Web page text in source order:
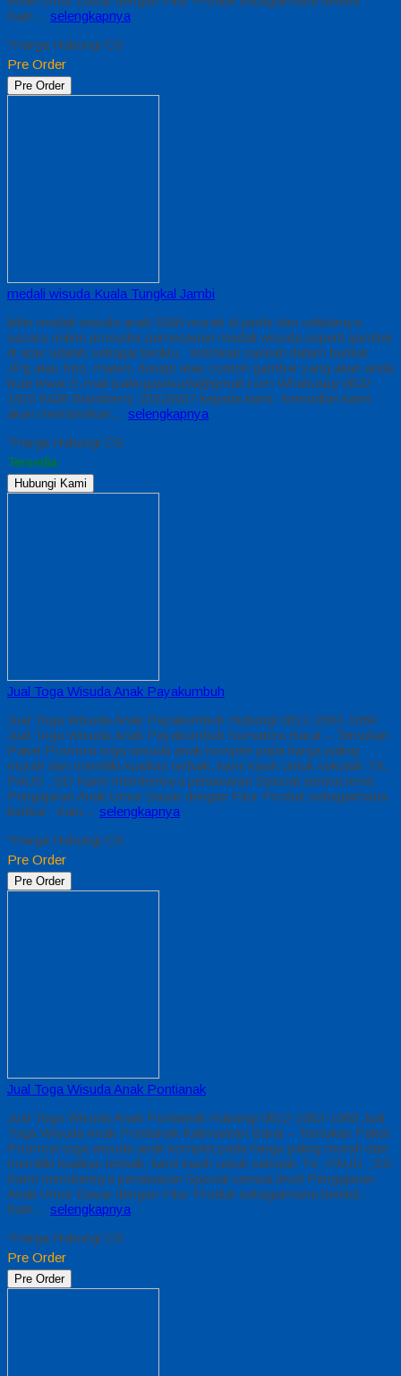
Kain… selengkapnya
*Harga Hubungi CS
Pre Order
Pre Order
medali wisuda Kuala Tungkal Jambi
bikin medali wisuda anak SMA murah di jambi dan sekitarnya
secara online prosedur pemesanan medali wisuda seperti gambar
di atas adalah sebagai beriktu : Kirimkan naskah dalam bentuk
JPg atau foto, materi, design atau contoh gambar yang akan anda
buat lewat E-mail jualtogawisuda@gmail.com WhatsApp 0822
1810 8428 Blackberry 23323d37 kepada kami. Kemudian kami
akan memberikan… selengkapnya
*Harga Hubungi CS
Tersedia
Hubungi Kami
Jual Toga Wisuda Anak Payakumbuh
Jual Toga Wisuda Anak Payakumbuh Hubungi 0812-2282-1060
Jual Toga Wisuda Anak Payakumbuh Sumatera Barat – Temukan
Paket Promosi toga wisuda anak komplet pada harga paling
murah dan memiliki kualitas terbaik, kami kasih untuk sekolah TK,
PAUD , SD Kami memberinya penawaran Special semua level
Pengajaran Anak Umur Dasar dengan Fitur Produk sebagaimana
berikut : Kain… selengkapnya
*Harga Hubungi CS
Pre Order
Pre Order
Jual Toga Wisuda Anak Pontianak
Jual Toga Wisuda Anak Pontianak Hubungi 0812-2282-1060 Jual
Toga Wisuda Anak Pontianak Kalimantan Barat – Temukan Paket
Promosi toga wisuda anak komplet pada harga paling murah dan
memiliki kualitas terbaik, kami kasih untuk sekolah TK, PAUD , SD
Kami memberinya penawaran Special semua level Pengajaran
Anak Umur Dasar dengan Fitur Produk sebagaimana berikut :
Kain… selengkapnya
*Harga Hubungi CS
Pre Order
Pre Order